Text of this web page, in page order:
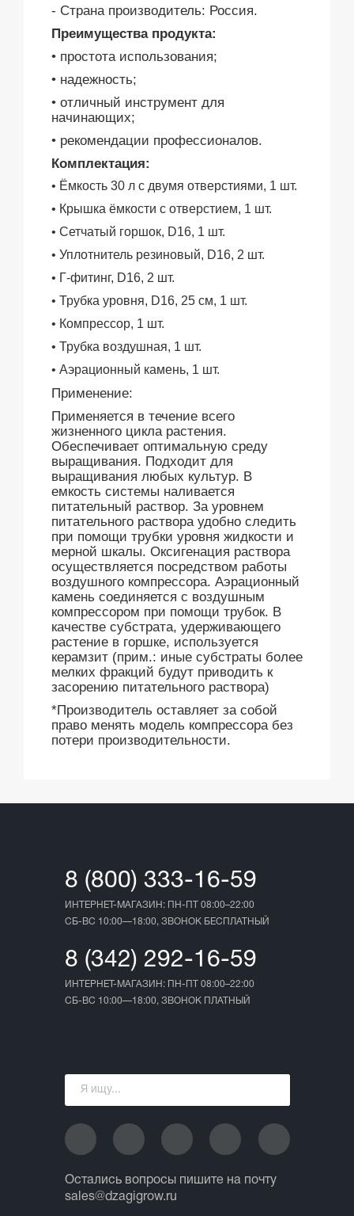
- Страна производитель: Россия.
Преимущества продукта:
• простота использования;
• надежность;
• отличный инструмент для
начинающих;
• рекомендации профессионалов.
Комплектация:
• Ёмкость 30 л с двумя отверстиями, 1 шт.
• Крышка ёмкости с отверстием, 1 шт.
• Сетчатый горшок, D16, 1 шт.
• Уплотнитель резиновый, D16, 2 шт.
• Г-фитинг, D16, 2 шт.
• Трубка уровня, D16, 25 см, 1 шт.
• Компрессор, 1 шт.
• Трубка воздушная, 1 шт.
• Аэрационный камень, 1 шт.
Применение:
Применяется в течение всего
жизненного цикла растения.
Обеспечивает оптимальную среду
выращивания. Подходит для
выращивания любых культур. В
емкость системы наливается
питательный раствор. За уровнем
питательного раствора удобно следить
при помощи трубки уровня жидкости и
мерной шкалы. Оксигенация раствора
осуществляется посредством работы
воздушного компрессора. Аэрационный
камень соединяется с воздушным
компрессором при помощи трубок. В
качестве субстрата, удерживающего
растение в горшке, используется
керамзит (прим.: иные субстраты более
мелких фракций будут приводить к
засорению питательного раствора)
*Производитель оставляет за собой
право менять модель компрессора без
потери производительности.
8 (800) 333-16-59
ИНТЕРНЕТ-МАГАЗИН: ПН-ПТ 08:00–22:00
СБ-ВС 10:00—18:00, ЗВОНОК БЕСПЛАТНЫЙ
8 (342) 292-16-59
ИНТЕРНЕТ-МАГАЗИН: ПН-ПТ 08:00–22:00
СБ-ВС 10:00—18:00, ЗВОНОК ПЛАТНЫЙ
Остались вопросы пишите на почту
sales@dzagigrow.ru